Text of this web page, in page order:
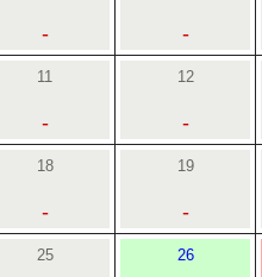
- -
11
-
12
-
18
-
19
-
25 26